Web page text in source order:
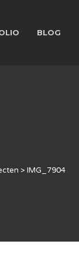
BLOG
> IMG_7904